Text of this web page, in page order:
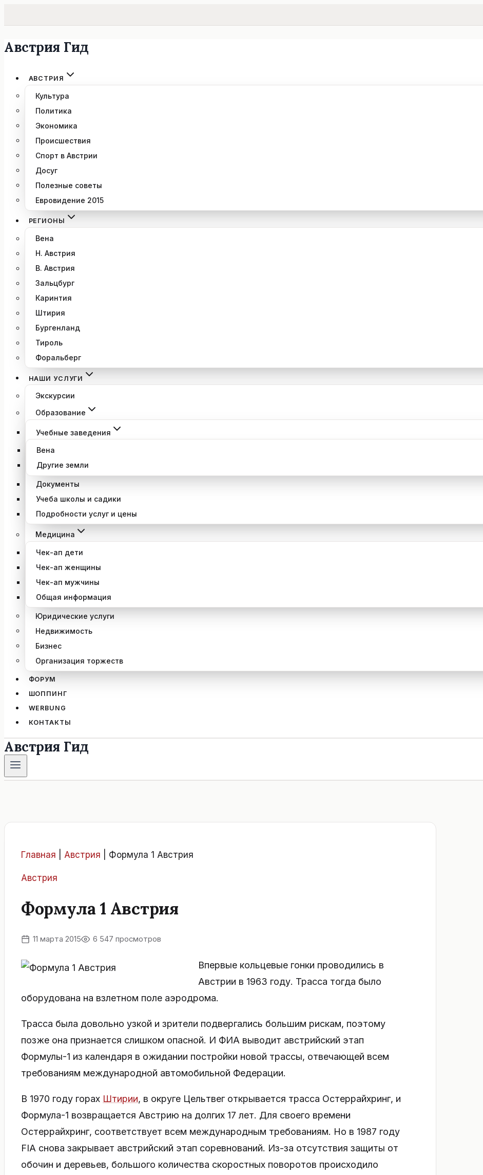
Перейти
содержимому
Австрия Гид
АВСТРИЯ
Культура
Политика
Экономика
Происшествия
Спорт в Австрии
Досуг
Полезные советы
Евровидение 2015
РЕГИОНЫ
Вена
Н. Австрия
В. Австрия
Зальцбург
Каринтия
Штирия
Бургенланд
Тироль
Форальберг
НАШИ УСЛУГИ
Экскурсии
Образование
Учебные заведения
Вена
Другие земли
Документы
Учеба школы и садики
Подробности услуг и цены
Медицина
Чек-ап дети
Чек-ап женщины
Чек-ап мужчины
Общая информация
Юридические услуги
Недвижимость
Бизнес
Организация торжеств
ФОРУМ
ШОППИНГ
WERBUNG
КОНТАКТЫ
Австрия Гид
Главная Австрия Формула 1 Австрия
Австрия
Формула 1 Австрия
11 марта 2015 6 547 просмотров
Впервые кольцевые гонки проводились в
Австрии в 1963 году. Трасса тогда было
оборудована на взлетном поле аэродрома.
Трасса была довольно узкой и зрители подвергались большим рискам, поэтому
позже она признается слишком опасной. И ФИА выводит австрийский этап
Формулы-1 из календаря в ожидании постройки новой трассы, отвечающей всем
требованиям международной автомобильной Федерации.
В 1970 году горах Штирии, в округе Цельтвег открывается трасса Остеррайхринг, и
Формула-1 возвращается Австрию на долгих 17 лет. Для своего времени
Остеррайхринг, соответствует всем международным требованиям. Но в 1987 году
FIA снова закрывает австрийский этап соревнований. Из-за отсутствия защиты от
обочин и деревьев, большого количества скоростных поворотов происходило